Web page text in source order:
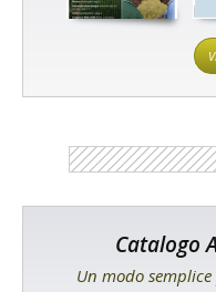
Catalogo
Un modo